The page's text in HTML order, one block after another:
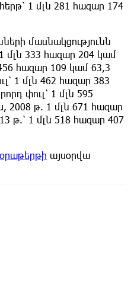
1 մլն 281 հազար 174
մասնակցությունն
մլն 333 հազար 204 կամ
հազար 109 կամ 63,3
1 մլն 462 հազար 383
փուլ՝ 1 մլն 595
2008 թ. 1 մլն 671 հազար
թ.՝ 1 մլն 518 հազար 407
այսօրվա